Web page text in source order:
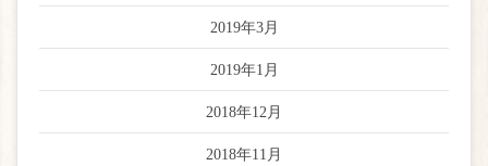
2019年3月
2019年1月
2018年12月
2018年11月